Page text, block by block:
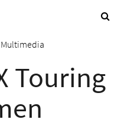
Multimedia
Touring